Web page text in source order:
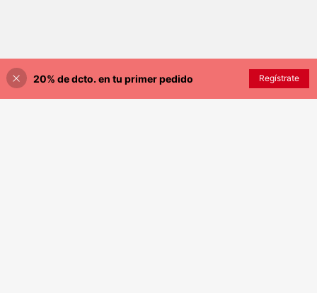
AÑADIR A LA BOLSA
20% de dcto. en tu primer pedido Regístrate